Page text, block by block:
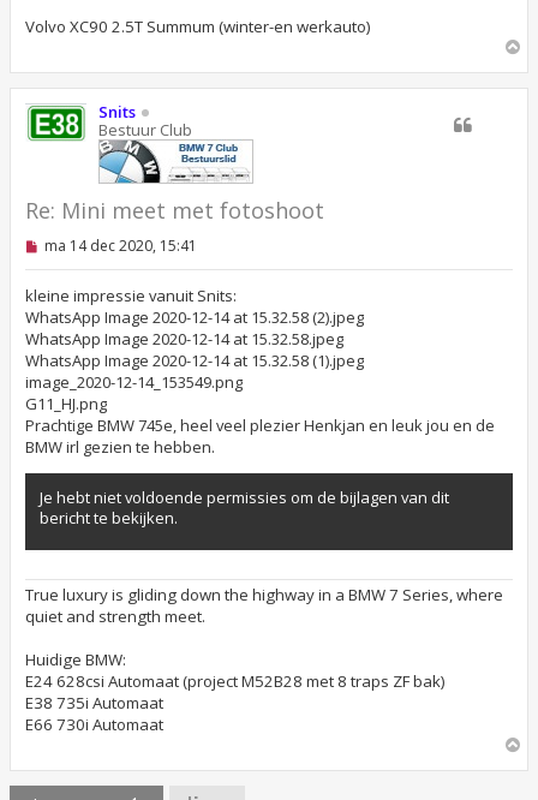
t
Volvo XC90 2.5T Summum (winter-en werkauto)
h
Snits
Bestuur Club
Re: Mini meet met fotoshoot
O
e
l
e
z
e
n
b
e
r
i
h
t
ma 14 dec 2020, 15:41
kleine impressie vanuit Snits:
WhatsApp Image 2020-12-14 at 15.32.58 (2).jpeg
WhatsApp Image 2020-12-14 at 15.32.58.jpeg
WhatsApp Image 2020-12-14 at 15.32.58 (1).jpeg
image_2020-12-14_153549.png
G11_HJ.png
Prachtige BMW 745e, heel veel plezier Henkjan en leuk jou en de
BMW irl gezien te hebben.
Je hebt niet voldoende permissies om de bijlagen van dit
bericht te bekijken.
True luxury is gliding down the highway in a BMW 7 Series, where
quiet and strength meet.
Huidige BMW:
E24 628csi Automaat (project M52B28 met 8 traps ZF bak)
E38 735i Automaat
E66 730i Automaat